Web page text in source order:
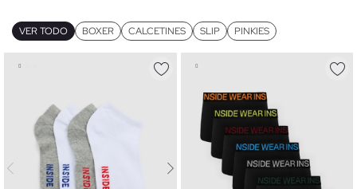
VER TODO BOXER CALCETINES SLIP PINKIES